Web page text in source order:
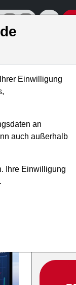
Social Media-
Aktien-
Einwilligung
an
auch außerhalb
Ihre Einwilligung